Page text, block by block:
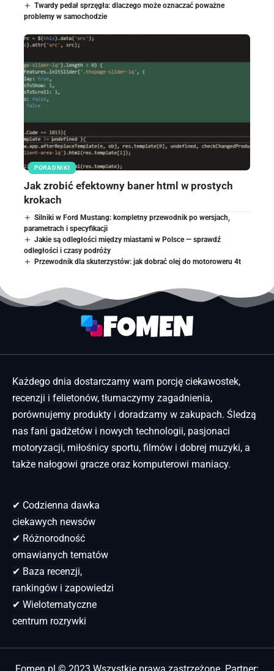
Twardy pedał sprzęgła: dlaczego może oznaczać poważne
problemy w samochodzie
PORADNIKI
Jak zrobić efektowny baner html w prostych
krokach
Silniki w Ford Mustang: kompletny przewodnik po wersjach,
parametrach i specyfikacji
Jakie są odległości między miastami w Polsce — sprawdź
odległości i czasy podróży
Przewodnik dla skuterzystów: jak dobrać olej do motoroweru 4t
Każdego dnia dostarczamy wam porcję ciekawostek,
recenzji i felietonów, tłumaczymy zagadnienia,
porównujemy produkty i doradzamy w zakupach. Śledzą
nas fani gadżetów i nowych technologii, pasjonaci
motoryzacji, miłośnicy sportu, filmów i dobrej muzyki, a
także nałogowi gracze oraz komputerowi maniacy.
✔ Codzienna dawka
ciekawych newsów
✔ Różnorodność
omawianych tematów
✔ Baza recenzji,
rankingów i zapowiedzi
✔ Wielotematyczne
centrum rozrywki